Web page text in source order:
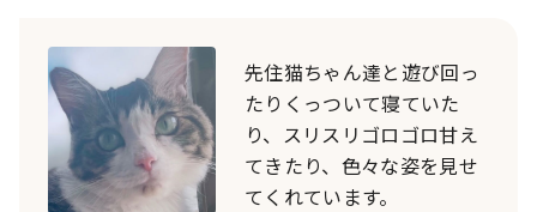
先住猫ちゃん達と遊び回っ
たりくっついて寝ていた
り、スリスリゴロゴロ甘え
てきたり、色々な姿を見せ
てくれています。